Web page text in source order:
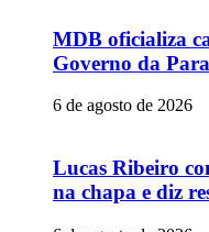
MDB oficializa
Governo da
6 de agosto de 2026
Lucas Ribeiro
na chapa e diz